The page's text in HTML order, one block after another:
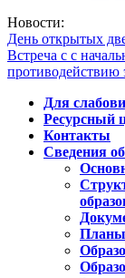
Новости:
День открытых
Встреча с с
Для
Ресурсный
Контакты
Сведения